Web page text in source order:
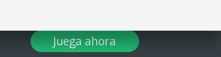
Juega ahora